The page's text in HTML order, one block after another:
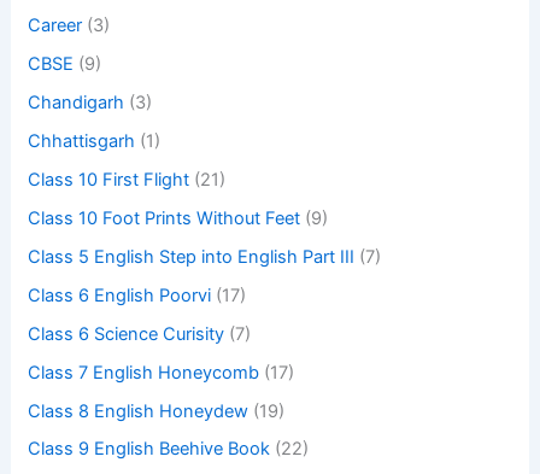
Career (3)
CBSE (9)
Chandigarh (3)
Chhattisgarh (1)
Class 10 First Flight (21)
Class 10 Foot Prints Without Feet (9)
Class 5 English Step into English Part III (7)
Class 6 English Poorvi (17)
Class 6 Science Curisity (7)
Class 7 English Honeycomb (17)
Class 8 English Honeydew (19)
Class 9 English Beehive Book (22)